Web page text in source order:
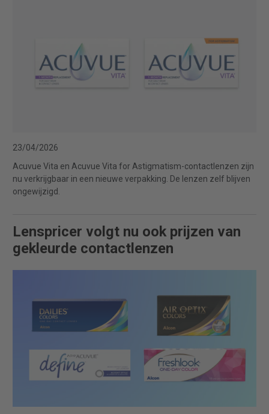
23/04/2026
Acuvue Vita en Acuvue Vita for Astigmatism-contactlenzen zijn
nu verkrijgbaar in een nieuwe verpakking. De lenzen zelf blijven
ongewijzigd.
Lenspricer volgt nu ook prijzen van
gekleurde contactlenzen